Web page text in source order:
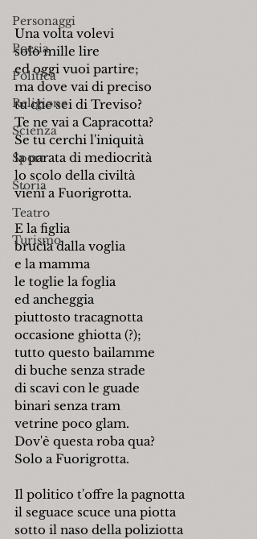
Personaggi
Poesia
Politica
Religione
Scienza
Sport
Storia
Teatro
Turismo
Una volta volevi
solo mille lire
ed oggi vuoi partire;
ma dove vai di preciso
tu che sei di Treviso?
Te ne vai a Capracotta?
Se tu cerchi l'iniquità
la parata di mediocrità
lo scolo della civiltà
vieni a Fuorigrotta.
E la figlia
brucia dalla voglia
e la mamma
le toglie la foglia
ed ancheggia
piuttosto tracagnotta
occasione ghiotta (?);
tutto questo bailamme
di buche senza strade
di scavi con le guade
binari senza tram
vetrine poco glam.
Dov'è questa roba qua?
Solo a Fuorigrotta.
Il politico t'offre la pagnotta
il seguace scuce una piotta
sotto il naso della poliziotta